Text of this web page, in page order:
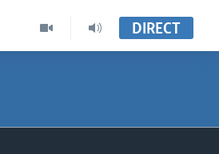
DIRECT